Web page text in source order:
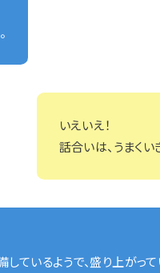
いえいえ！
話合いは、うまく
ているようで、盛り上がって